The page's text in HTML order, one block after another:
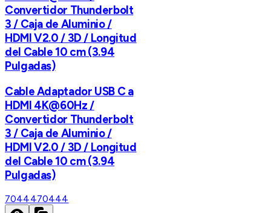
Convertidor Thunderbolt
3 / Caja de Aluminio /
HDMI V2.0 / 3D / Longitud
del Cable 10 cm (3.94
Pulgadas)
Cable Adaptador USB C a
HDMI 4K@60Hz /
Convertidor Thunderbolt
3 / Caja de Aluminio /
HDMI V2.0 / 3D / Longitud
del Cable 10 cm (3.94
Pulgadas)
7044470444